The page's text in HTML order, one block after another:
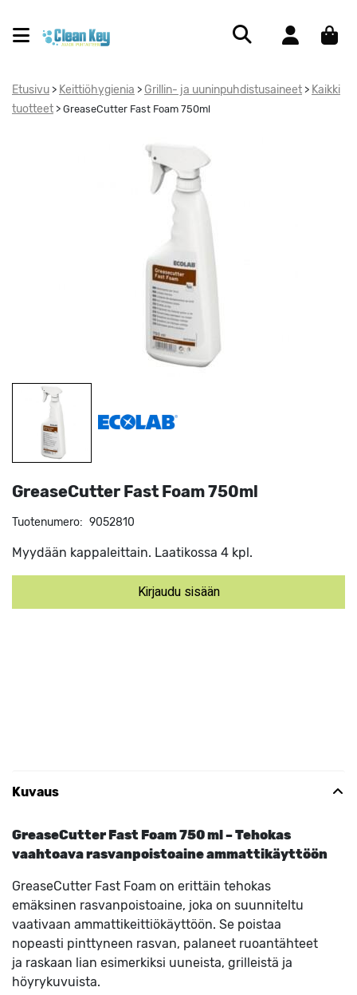
Etusivu > Keittiöhygienia > Grillin- ja uuninpuhdistusaineet > Kaikki
tuotteet > GreaseCutter Fast Foam 750ml
GreaseCutter Fast Foam 750ml
Tuotenumero: 9052810
Myydään kappaleittain. Laatikossa 4 kpl.
Kirjaudu sisään
Kuvaus
GreaseCutter Fast Foam 750 ml – Tehokas
vaahtoava rasvanpoistoaine ammattikäyttöön
GreaseCutter Fast Foam on erittäin tehokas
emäksinen rasvanpoistoaine, joka on suunniteltu
vaativaan ammattikeittiökäyttöön. Se poistaa
nopeasti pinttyneen rasvan, palaneet ruoantähteet
ja raskaan lian esimerkiksi uuneista, grilleistä ja
höyrykuvuista.